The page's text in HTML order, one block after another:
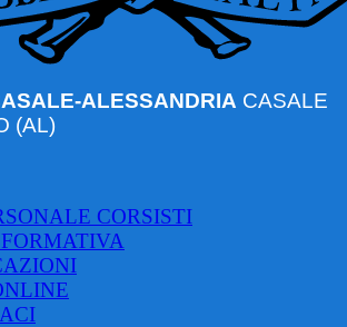
ALESSANDRIA CASALE
(AL)
CORSISTI